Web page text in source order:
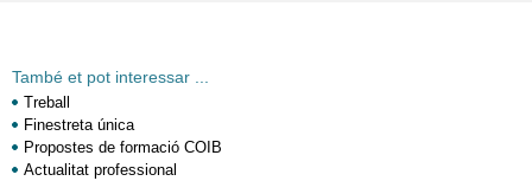
També et pot interessar ...
Treball
Finestreta única
Propostes de formació COIB
Actualitat professional